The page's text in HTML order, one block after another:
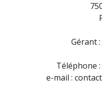
Gérant
Téléphone :
e-mail :